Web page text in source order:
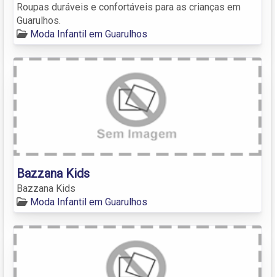
Roupas duráveis e confortáveis para as crianças em
Guarulhos.
Moda Infantil em Guarulhos
Bazzana Kids
Bazzana Kids
Moda Infantil em Guarulhos